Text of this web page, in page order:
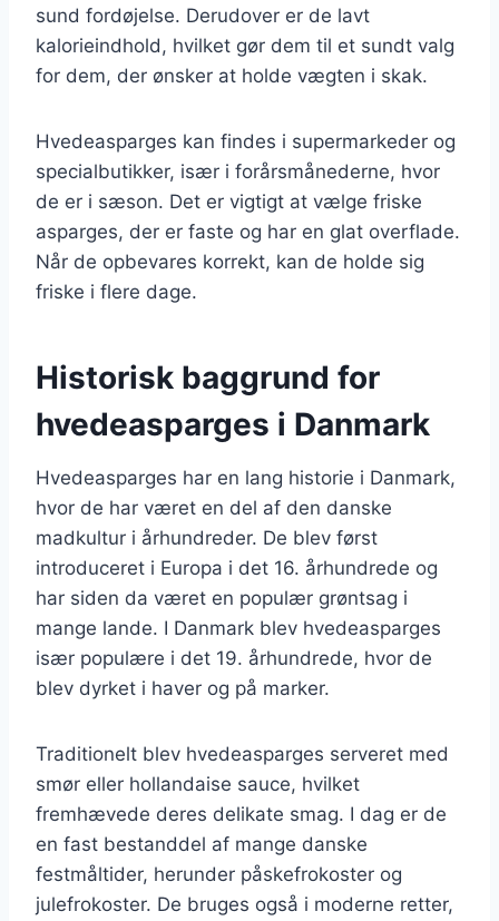
sund fordøjelse. Derudover er de lavt
kalorieindhold, hvilket gør dem til et sundt valg
for dem, der ønsker at holde vægten i skak.
Hvedeasparges kan findes i supermarkeder og
specialbutikker, især i forårsmånederne, hvor
de er i sæson. Det er vigtigt at vælge friske
asparges, der er faste og har en glat overflade.
Når de opbevares korrekt, kan de holde sig
friske i flere dage.
Historisk baggrund for
hvedeasparges i Danmark
Hvedeasparges har en lang historie i Danmark,
hvor de har været en del af den danske
madkultur i århundreder. De blev først
introduceret i Europa i det 16. århundrede og
har siden da været en populær grøntsag i
mange lande. I Danmark blev hvedeasparges
især populære i det 19. århundrede, hvor de
blev dyrket i haver og på marker.
Traditionelt blev hvedeasparges serveret med
smør eller hollandaise sauce, hvilket
fremhævede deres delikate smag. I dag er de
en fast bestanddel af mange danske
festmåltider, herunder påskefrokoster og
julefrokoster. De bruges også i moderne retter,